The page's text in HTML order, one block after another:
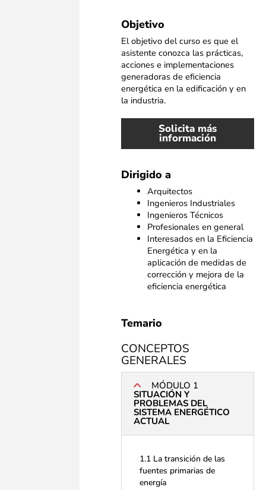
Objetivo
El objetivo del curso es que el
asistente conozca las prácticas,
acciones e implementaciones
generadoras de eficiencia
energética en la edificación y en
la industria.
Solicita más
información
Dirigido a
Arquitectos
Ingenieros Industriales
Ingenieros Técnicos
Profesionales en general
Interesados en la Eficiencia
Energética y en la
aplicación de medidas de
corrección y mejora de la
eficiencia energética
Temario
CONCEPTOS
GENERALES
MÓDULO 1
SITUACIÓN Y
PROBLEMAS DEL
SISTEMA ENERGÉTICO
ACTUAL
1.1 La transición de las
fuentes primarias de
energía